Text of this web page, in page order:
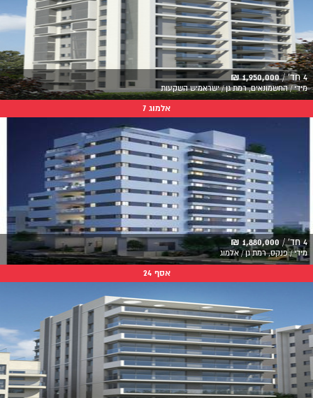
4 חד' / 1,950,000 ₪
מידי / החשמונאים, רמת גן / ישראמיש השקעות
אלמוג 7
4 חד' / 1,880,000 ₪
מידי / פנקס, רמת גן / אלמוג
אסף 24